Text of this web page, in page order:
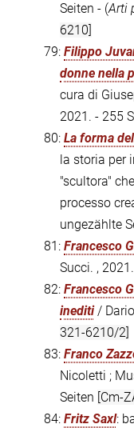
Seiten - (Arti
6210]
79: Filippo
donne nella
cura di
2021. - 255
80: La forma
la storia per
"scultora"
processo
ungezählte
81: Francesco
Succi. ,
82: Francesco
inediti/
321-6210/2]
83: Franco
Nicoletti ;
Seiten [Cm-
84: Fritz Saxl: